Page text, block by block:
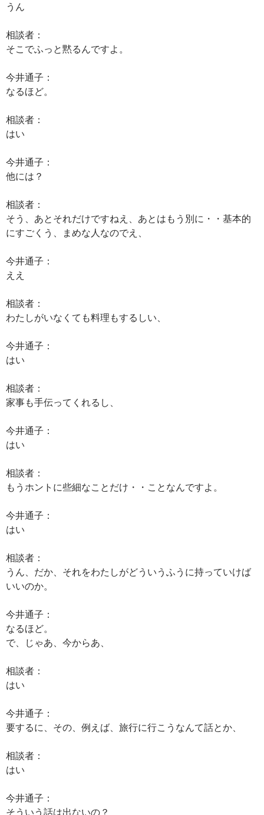
うん
相談者：
そこでふっと黙るんですよ。
今井通子：
なるほど。
相談者：
はい
今井通子：
他には？
相談者：
そう、あとそれだけですねえ、あとはもう別に・・基本的
にすごくう、まめな人なのでえ、
今井通子：
ええ
相談者：
わたしがいなくても料理もするしい、
今井通子：
はい
相談者：
家事も手伝ってくれるし、
今井通子：
はい
相談者：
もうホントに些細なことだけ・・ことなんですよ。
今井通子：
はい
相談者：
うん、だか、それをわたしがどういうふうに持っていけば
いいのか。
今井通子：
なるほど。
で、じゃあ、今からあ、
相談者：
はい
今井通子：
要するに、その、例えば、旅行に行こうなんて話とか、
相談者：
はい
今井通子：
そういう話は出ないの？